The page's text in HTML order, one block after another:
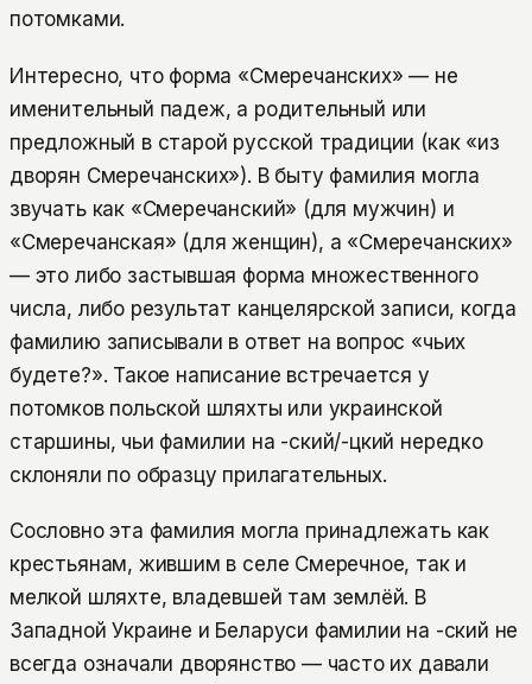
потомками.
Интересно, что форма «Смеречанских» — не
именительный падеж, а родительный или
предложный в старой русской традиции (как «из
дворян Смеречанских»). В быту фамилия могла
звучать как «Смеречанский» (для мужчин) и
«Смеречанская» (для женщин), а «Смеречанских»
— это либо застывшая форма множественного
числа, либо результат канцелярской записи, когда
фамилию записывали в ответ на вопрос «чьих
будете?». Такое написание встречается у
потомков польской шляхты или украинской
старшины, чьи фамилии на -ский/-цкий нередко
склоняли по образцу прилагательных.
Сословно эта фамилия могла принадлежать как
крестьянам, жившим в селе Смеречное, так и
мелкой шляхте, владевшей там землёй. В
Западной Украине и Беларуси фамилии на -ский не
всегда означали дворянство — часто их давали